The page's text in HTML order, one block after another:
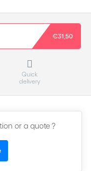
€31,50
Quick
delivery
or a quote ?